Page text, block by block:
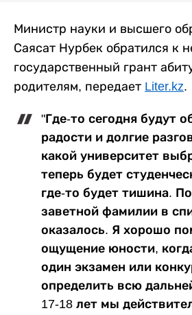
Министр науки и высшего
Саясат Нурбек обратился к
государственный грант
родителям, передает Liter.kz.
"Где-то сегодня будут
радости и долгие
какой университет
теперь будет
где-то будет тишина.
заветной фамилии в
оказалось. Я хорошо
ощущение юности,
один экзамен или
определить всю
17-18 лет мы